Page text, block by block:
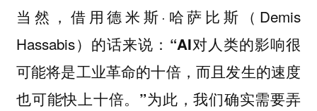
当然，借用德米斯·哈萨比斯（Demis
Hassabis）的话来说： “AI对人类的影响很
可能将是工业革命的十倍，而且发生的速度
也可能快上十倍。”为此，我们确实需要弄